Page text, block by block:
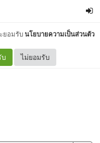
ยอมรับนโยบายความเป็นส่วนตัว
บ ไม่ยอมรับ